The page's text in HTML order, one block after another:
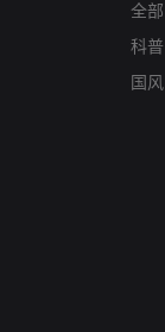
全部
科普
国风